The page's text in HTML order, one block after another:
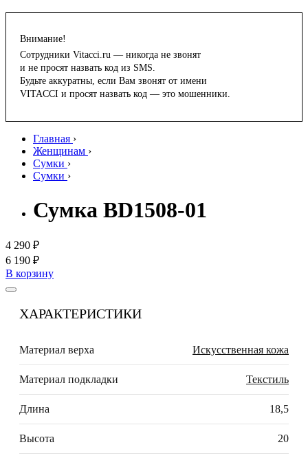
Внимание!
Сотрудники Vitacci.ru — никогда не звонят
и не просят назвать код из SMS.
Будьте аккуратны, если Вам звонят от имени
VITACCI и просят назвать код — это мошенники.
Главная ›
Женщинам ›
Сумки ›
Сумки ›
Сумка BD1508-01
4 290 ₽
6 190 ₽
В корзину
ХАРАКТЕРИСТИКИ
Материал верха Искусственная кожа
Материал подкладки Текстиль
Длина 18,5
Высота 20